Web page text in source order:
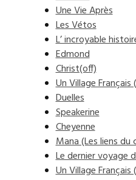
Une Vie Après
Les Vétos
L’ incroyable
Edmond
Christ(off)
Un Village Français
Duelles
Speakerine
Cheyenne
Mana (Les liens du
Le dernier voyage
Un Village Français